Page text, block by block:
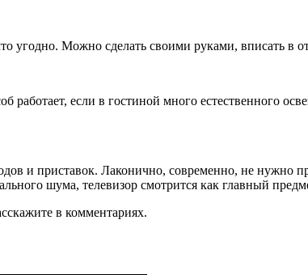
угодно. Можно сделать своими руками, вписать в
если в гостиной много естественного
и приставок. Лаконично, современно, не нужно
шума, телевизор смотрится как главный
в комментариях.